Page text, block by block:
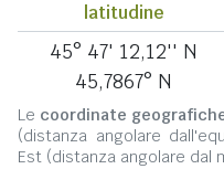
latitudine
45° 47' 12,12'' N
45,7867° N
Le coordinate
(distanza angolare
Est (distanza angolare dal